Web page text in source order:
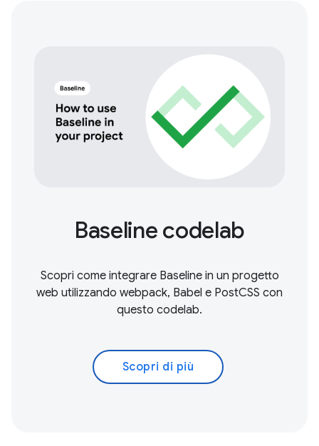
Baseline codelab
Scopri come integrare Baseline in un progetto
web utilizzando webpack, Babel e PostCSS con
questo codelab.
Scopri di più